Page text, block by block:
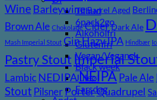
Tilbud
6pack2go
Alkoholfri
Glutenfri
Vegan/Vegansk
Black week
Juleøl
Farsdag
Wine BarleywineBarrel Aged
Brown Ale Chokolade CiderDark Ale
Mash Imperial Stout GinHazy IPA Hindbær
Pastry Stout Imperial
Lambic NEDIPANEIPA Pale Ale
Stout Pilsner PorterQuadrupel